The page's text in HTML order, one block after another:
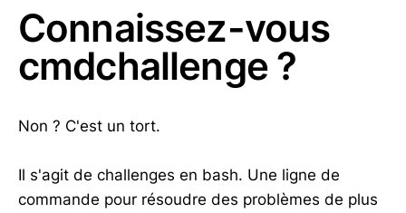
Connaissez-vous
cmdchallenge ?
Non ? C'est un tort.
Il s'agit de challenges en bash. Une ligne de
commande pour résoudre des problèmes de plus